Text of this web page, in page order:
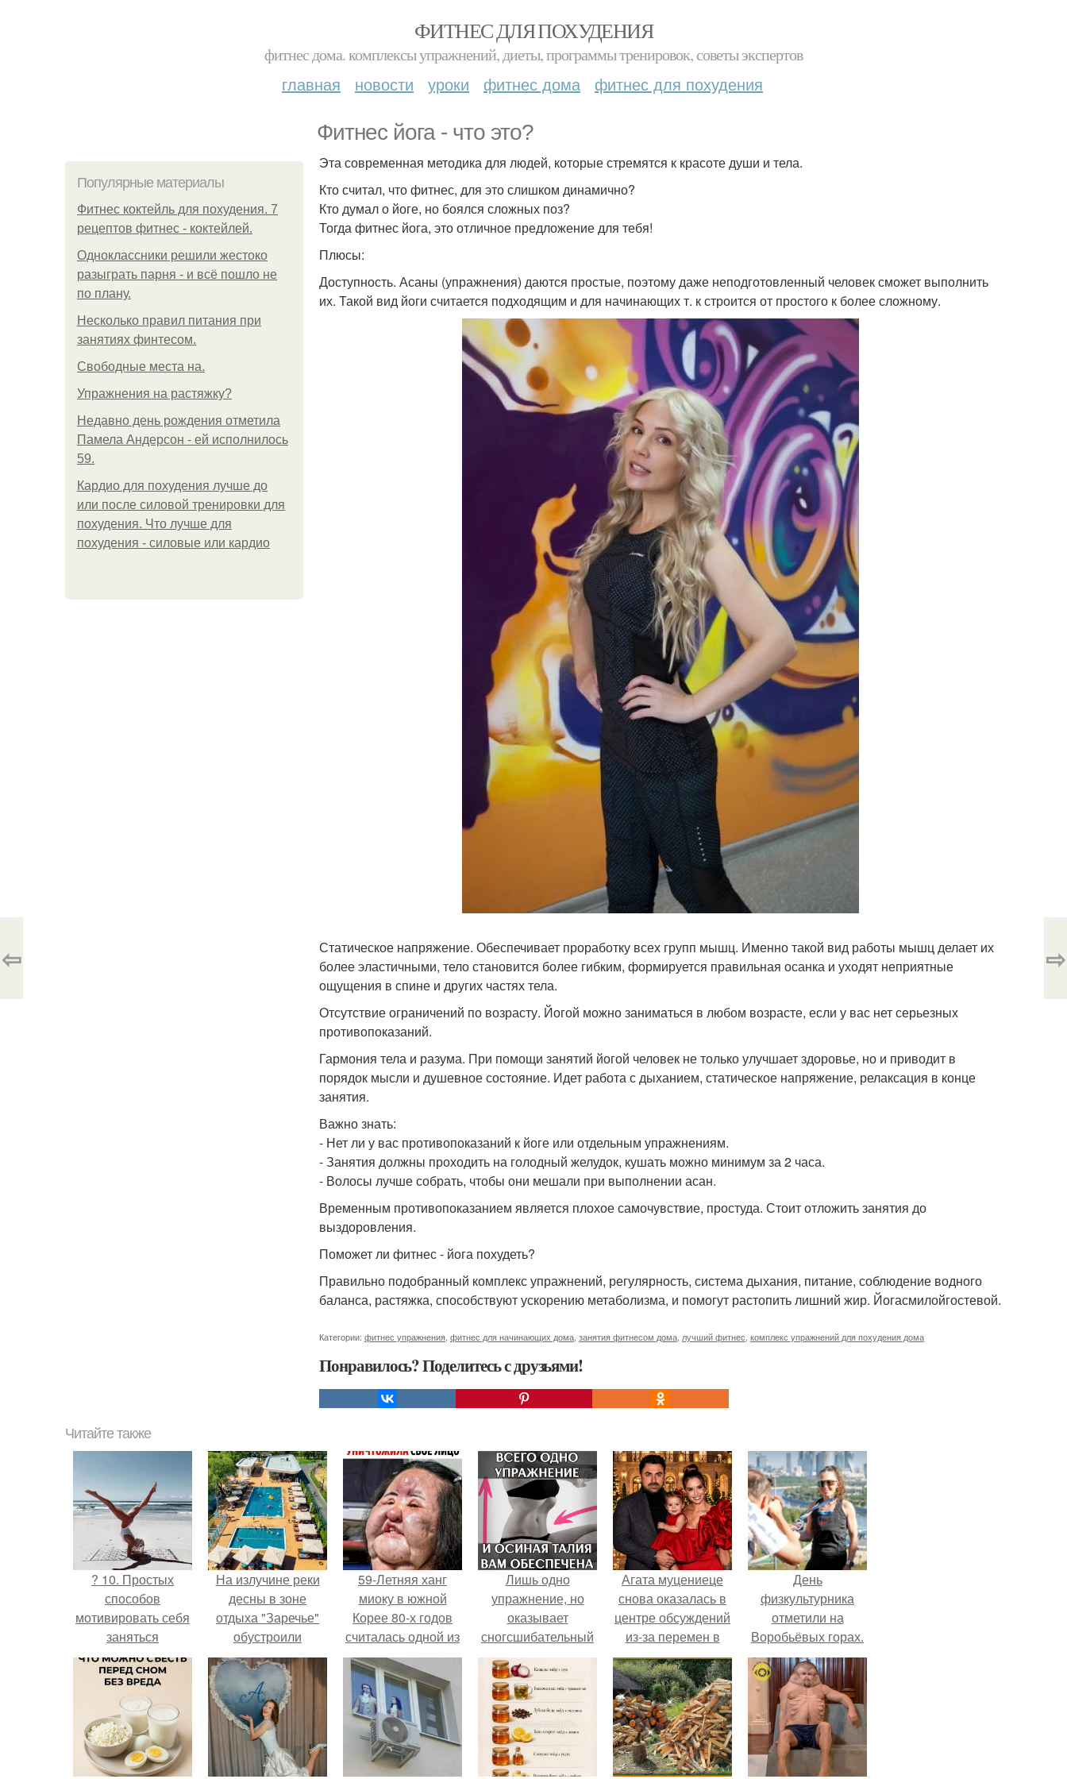
ФИТНЕС ДЛЯ ПОХУДЕНИЯ
фитнес дома. комплексы упражнений, диеты, программы тренировок, советы экспертов
главная новости уроки фитнес дома фитнес для похудения
Фитнес йога - что это?
Популярные материалы
Фитнес коктейль для похудения. 7
рецептов фитнес - коктейлей.
Одноклассники решили жестоко
разыграть парня - и всё пошло не
по плану.
Несколько правил питания при
занятиях финтесом.
Свободные места на.
Упражнения на растяжку?
Недавно день рождения отметила
Памела Андерсон - ей исполнилось
59.
Кардио для похудения лучше до
или после силовой тренировки для
похудения. Что лучше для
похудения - силовые или кардио
Эта современная методика для людей, которые стремятся к красоте души и тела.
Кто считал, что фитнес, для это слишком динамично?
Кто думал о йоге, но боялся сложных поз?
Тогда фитнес йога, это отличное предложение для тебя!
Плюсы:
Доступность. Асаны (упражнения) даются простые, поэтому даже неподготовленный человек сможет выполнить
их. Такой вид йоги считается подходящим и для начинающих т. к строится от простого к более сложному.
Статическое напряжение. Обеспечивает проработку всех групп мышц. Именно такой вид работы мышц делает их
более эластичными, тело становится более гибким, формируется правильная осанка и уходят неприятные
ощущения в спине и других частях тела.
Отсутствие ограничений по возрасту. Йогой можно заниматься в любом возрасте, если у вас нет серьезных
противопоказаний.
Гармония тела и разума. При помощи занятий йогой человек не только улучшает здоровье, но и приводит в
порядок мысли и душевное состояние. Идет работа с дыханием, статическое напряжение, релаксация в конце
занятия.
Важно знать:
- Нет ли у вас противопоказаний к йоге или отдельным упражнениям.
- Занятия должны проходить на голодный желудок, кушать можно минимум за 2 часа.
- Волосы лучше собрать, чтобы они мешали при выполнении асан.
Временным противопоказанием является плохое самочувствие, простуда. Стоит отложить занятия до
выздоровления.
Поможет ли фитнес - йога похудеть?
Правильно подобранный комплекс упражнений, регулярность, система дыхания, питание, соблюдение водного
баланса, растяжка, способствуют ускорению метаболизма, и помогут растопить лишний жир. Йогасмилойгостевой.
Категории: фитнес упражнения фитнес для начинающих дома занятия фитнесом дома лучший фитнес комплекс упражнений для похудения дома
Понравилось? Поделитесь с друзьями!
⇦ ⇨
Читайте также
? 10. Простых
способов
мотивировать себя
заняться
фитнесом?
На излучине реки
десны в зоне
отдыха "Заречье"
обустроили
комфортный
городской пляж.
59-Летняя ханг
миоку в южной
Корее 80-х годов
считалась одной из
самых
привлекательных
женщин.
Лишь одно
упражнение, но
оказывает
сногсшибательный
эффект: "Осиная"
талия и плоский
живот - при этом
огромная польза
для здоровья!
Агата муцениеце
снова оказалась в
центре обсуждений
из-за перемен в
личной жизни.
День
физкультурника
отметили на
Воробьёвых горах.